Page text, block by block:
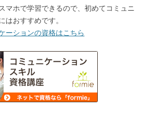
マホで学習できるので、初めてコミュニ
はおすすめです。
ーションの資格はこちら